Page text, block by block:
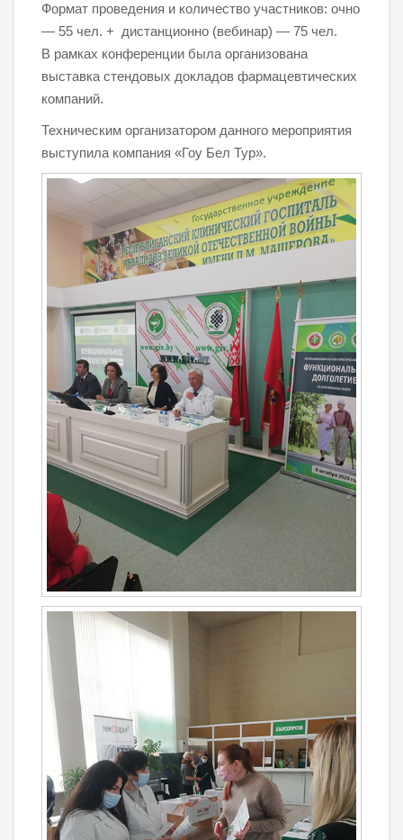
Формат проведения и количество участников: очно
— 55 чел. + дистанционно (вебинар) — 75 чел.
В рамках конференции была организована
выставка стендовых докладов фармацевтических
компаний.
Техническим организатором данного мероприятия
выступила компания «Гоу Бел Тур».